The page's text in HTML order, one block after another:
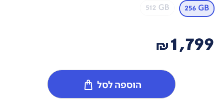
256 GB
512 GB
1,799
₪
הוספה לסל